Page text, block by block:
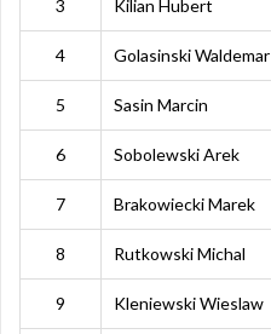
3 Kilian Hubert
4 Golasinski Waldemar
5 Sasin Marcin
6 Sobolewski Arek
7 Brakowiecki Marek
8 Rutkowski Michal
9 Kleniewski Wieslaw